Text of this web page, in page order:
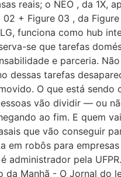
reais; o NEO , da 1X,
+ Figure 03 , da
funciona como hub
se que tarefas
e parceria.
dessas tarefas
O que está
vão dividir — ou
ao fim. E quem
que vão conseguir
em robôs para
administrador pela
da Manhã - O Jornal do